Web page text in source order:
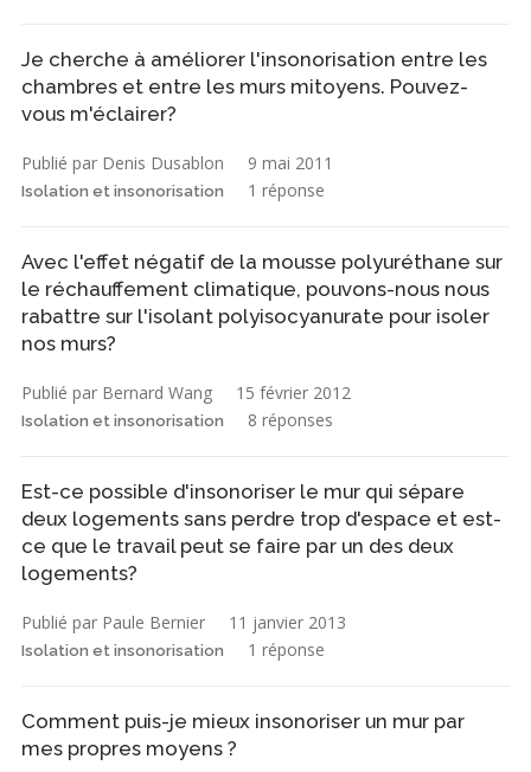
Je cherche à améliorer l'insonorisation entre les
chambres et entre les murs mitoyens. Pouvez-
vous m'éclairer?
Publié par Denis Dusablon 9 mai 2011
Isolation et insonorisation 1 réponse
Avec l'effet négatif de la mousse polyuréthane sur
le réchauffement climatique, pouvons-nous nous
rabattre sur l'isolant polyisocyanurate pour isoler
nos murs?
Publié par Bernard Wang 15 février 2012
Isolation et insonorisation 8 réponses
Est-ce possible d'insonoriser le mur qui sépare
deux logements sans perdre trop d'espace et est-
ce que le travail peut se faire par un des deux
logements?
Publié par Paule Bernier 11 janvier 2013
Isolation et insonorisation 1 réponse
Comment puis-je mieux insonoriser un mur par
mes propres moyens ?